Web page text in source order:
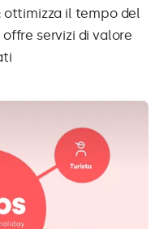
ottimizza il tempo del
servizi di valore